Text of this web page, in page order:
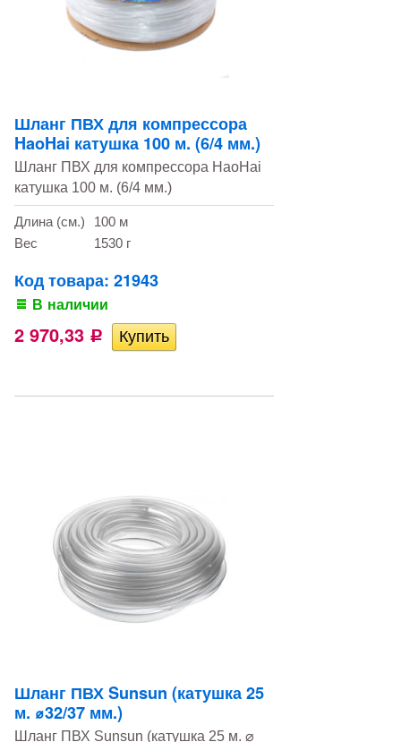
Шланг ПВХ для компрессора
HaoHai катушка 100 м. (6/4 мм.)
Шланг ПВХ для компрессора HaoHai
катушка 100 м. (6/4 мм.)
Длина (см.)
100 м
Вес
1530 г
Код товара: 21943
В наличии
2 970,33 Р
Шланг ПВХ Sunsun (катушка 25
м. ⌀32/37 мм.)
Шланг ПВХ Sunsun (катушка 25 м. ⌀